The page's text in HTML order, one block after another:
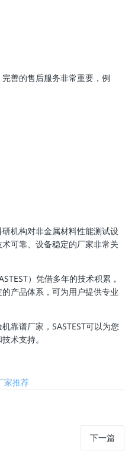
善的售后服务非常重要，例
机构对非金属材料性能测试设
可靠、设备稳定的厂家非常关
）凭借多年的技术积累，
产品体系，可为用户提供专业
靠谱厂家，SASTEST可以为您
术支持。
家推荐
下一篇